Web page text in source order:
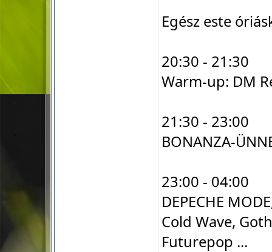
Egész este
20:30 - 21:30
Warm-up: DM
21:30 - 23:00
BONANZA-
23:00 - 04:00
DEPECHE
Cold Wave,
Futurepop ...